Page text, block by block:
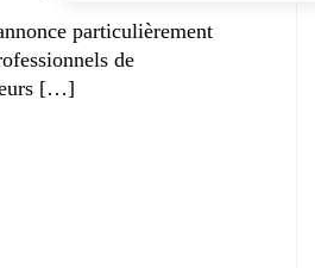
particulièrement
de